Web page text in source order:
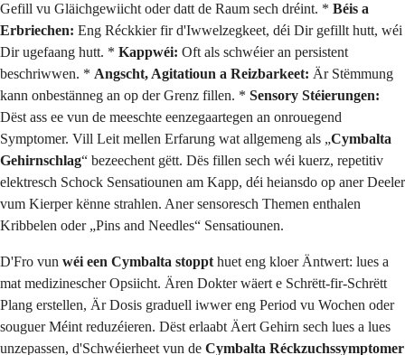
Gefill vu Gläichgewiicht oder datt de Raum sech dréint. * Béis a
Erbriechen: Eng Réckkier fir d'Iwwelzegkeet, déi Dir gefillt hutt, wéi
Dir ugefaang hutt. * Kappwéi: Oft als schwéier an persistent
beschriwwen. * Angscht, Agitatioun a Reizbarkeet: Är Stëmmung
kann onbestänneg an op der Grenz fillen. * Sensory Stéierungen:
Dëst ass ee vun de meeschte eenzegaartegen an onrouegend
Symptomer. Vill Leit mellen Erfarung wat allgemeng als „Cymbalta
Gehirnschlag“ bezeechent gëtt. Dës fillen sech wéi kuerz, repetitiv
elektresch Schock Sensatiounen am Kapp, déi heiansdo op aner Deeler
vum Kierper kënne strahlen. Aner sensoresch Themen enthalen
Kribbelen oder „Pins and Needles“ Sensatiounen.
D'Fro vun wéi een Cymbalta stoppt huet eng kloer Äntwert: lues a
mat medizinescher Opsiicht. Ären Dokter wäert e Schrëtt-fir-Schrëtt
Plang erstellen, Är Dosis graduell iwwer eng Period vu Wochen oder
souguer Méint reduzéieren. Dëst erlaabt Äert Gehirn sech lues a lues
unzepassen, d'Schwéierheet vun de Cymbalta Réckzuchssymptomer